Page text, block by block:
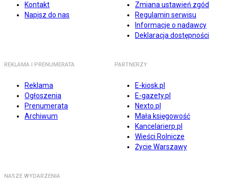
Kontakt
Napisz do nas
Zmiana ustawień zgód
Regulamin serwisu
Informacje o nadawcy
Deklaracja dostępności
REKLAMA I PRENUMERATA
Reklama
Ogłoszenia
Prenumerata
Archiwum
PARTNERZY
E-kiosk.pl
E-gazety.pl
Nexto.pl
Mała księgowość
Kancelarierp.pl
Wieści Rolnicze
Życie Warszawy
NASZE WYDARZENIA